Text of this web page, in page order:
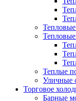
Теплые
Уличные
Торговое
Барные